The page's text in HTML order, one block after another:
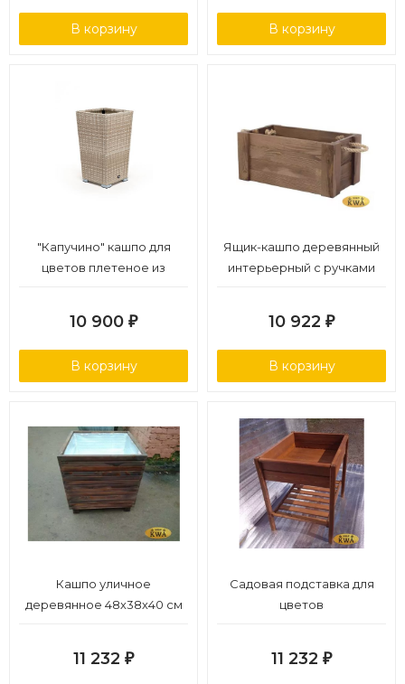
В корзину В корзину
"Капучино" кашпо для
цветов плетеное из
10 900 ₽
В корзину
Ящик-кашпо деревянный
интерьерный с ручками
10 922 ₽
В корзину
Кашпо уличное
деревянное 48х38х40 см
11 232 ₽
Садовая подставка для
цветов
11 232 ₽